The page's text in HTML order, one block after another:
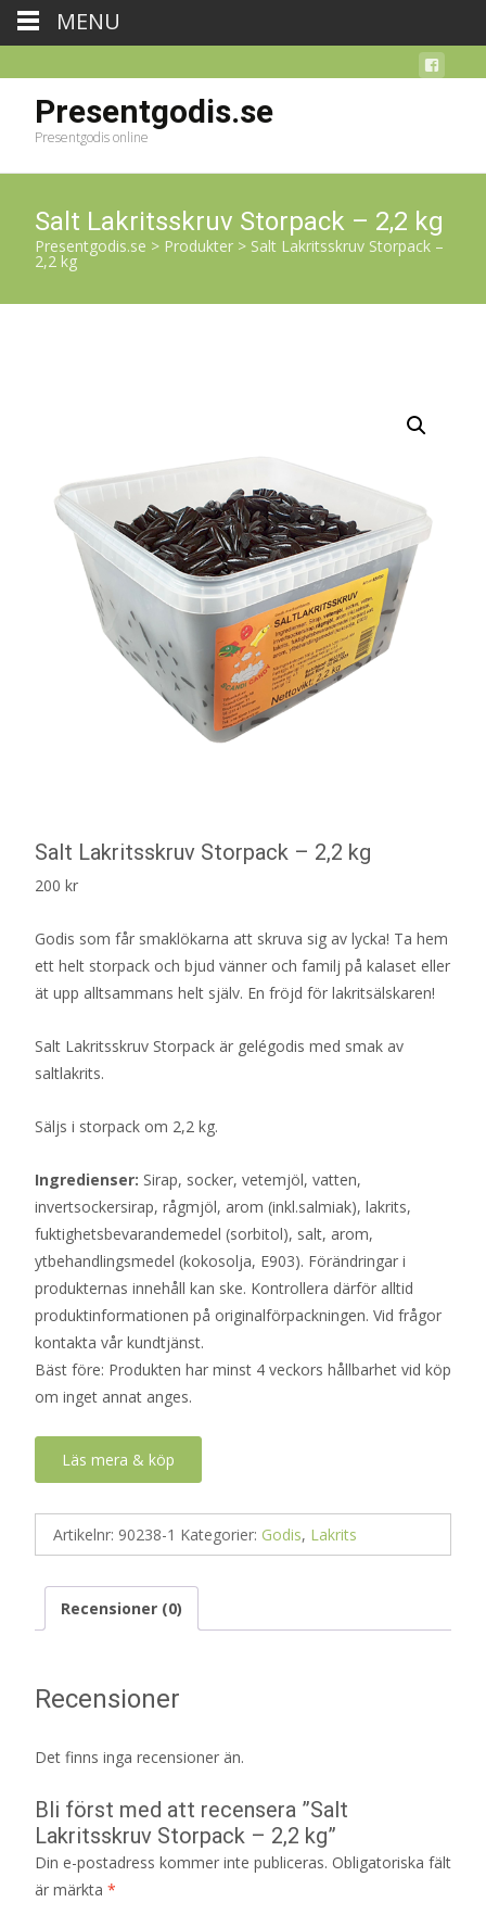
Presentgodis.se
Presentgodis online
Salt Lakritsskruv Storpack – 2,2 kg
Presentgodis.se > Produkter > Salt Lakritsskruv Storpack –
2,2 kg
Salt Lakritsskruv Storpack – 2,2 kg
200 kr
Godis som får smaklökarna att skruva sig av lycka! Ta hem
ett helt storpack och bjud vänner och familj på kalaset eller
ät upp alltsammans helt själv. En fröjd för lakritsälskaren!
Salt Lakritsskruv Storpack är gelégodis med smak av
saltlakrits.
Säljs i storpack om 2,2 kg.
Ingredienser: Sirap, socker, vetemjöl, vatten,
invertsockersirap, rågmjöl, arom (inkl.salmiak), lakrits,
fuktighetsbevarandemedel (sorbitol), salt, arom,
ytbehandlingsmedel (kokosolja, E903). Förändringar i
produkternas innehåll kan ske. Kontrollera därför alltid
produktinformationen på originalförpackningen. Vid frågor
kontakta vår kundtjänst.
Bäst före: Produkten har minst 4 veckors hållbarhet vid köp
om inget annat anges.
Läs mera & köp
Artikelnr: 90238-1 Kategorier: Godis, Lakrits
Recensioner (0)
Recensioner
Det finns inga recensioner än.
Bli först med att recensera ”Salt
Lakritsskruv Storpack – 2,2 kg”
Din e-postadress kommer inte publiceras. Obligatoriska fält
är märkta *
MENU